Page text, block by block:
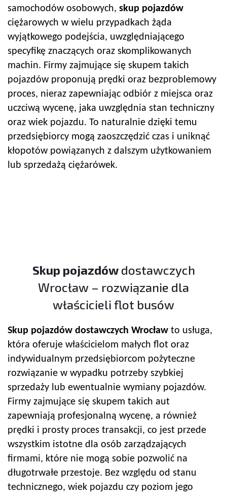
samochodów osobowych, skup pojazdów
ciężarowych w wielu przypadkach żąda
wyjątkowego podejścia, uwzględniającego
specyfikę znaczących oraz skomplikowanych
machin. Firmy zajmujące się skupem takich
pojazdów proponują prędki oraz bezproblemowy
proces, nieraz zapewniając odbiór z miejsca oraz
uczciwą wycenę, jaka uwzględnia stan techniczny
oraz wiek pojazdu. To naturalnie dzięki temu
przedsiębiorcy mogą zaoszczędzić czas i uniknąć
kłopotów powiązanych z dalszym użytkowaniem
lub sprzedażą ciężarówek.
Skup pojazdówdostawczych
Wrocław – rozwiązanie dla
właścicieli flot busów
Skup pojazdów dostawczych Wrocław to usługa,
która oferuje właścicielom małych flot oraz
indywidualnym przedsiębiorcom pożyteczne
rozwiązanie w wypadku potrzeby szybkiej
sprzedaży lub ewentualnie wymiany pojazdów.
Firmy zajmujące się skupem takich aut
zapewniają profesjonalną wycenę, a również
prędki i prosty proces transakcji, co jest przede
wszystkim istotne dla osób zarządzających
firmami, które nie mogą sobie pozwolić na
długotrwałe przestoje. Bez względu od stanu
technicznego, wiek pojazdu czy poziom jego